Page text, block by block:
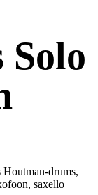
Solo
drums,
saxello